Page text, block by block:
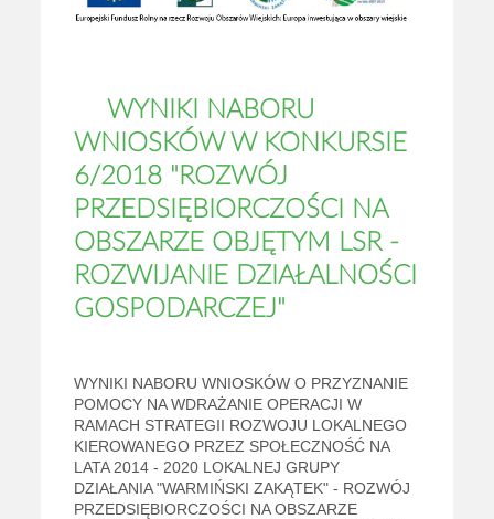
WYNIKI NABORU
WNIOSKÓW W KONKURSIE
6/2018 "ROZWÓJ
PRZEDSIĘBIORCZOŚCI NA
OBSZARZE OBJĘTYM LSR -
ROZWIJANIE DZIAŁALNOŚCI
GOSPODARCZEJ"
WYNIKI NABORU WNIOSKÓW O PRZYZNANIE
POMOCY NA WDRAŻANIE OPERACJI W
RAMACH STRATEGII ROZWOJU LOKALNEGO
KIEROWANEGO PRZEZ SPOŁECZNOŚĆ NA
LATA 2014 - 2020 LOKALNEJ GRUPY
DZIAŁANIA "WARMIŃSKI ZAKĄTEK" - ROZWÓJ
PRZEDSIĘBIORCZOŚCI NA OBSZARZE